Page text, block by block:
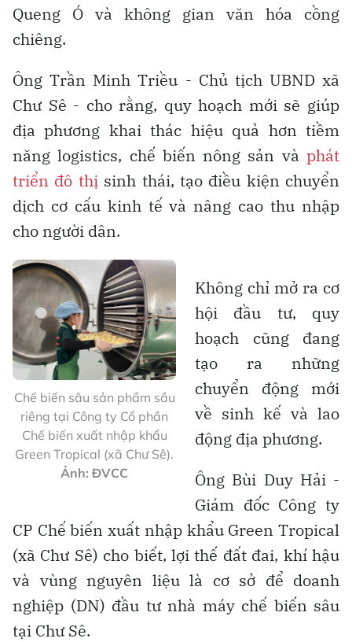
Queng Ó và không gian văn hóa cồng
chiêng.
Ông Trần Minh Triều - Chủ tịch UBND xã
Chư Sê - cho rằng, quy hoạch mới sẽ giúp
địa phương khai thác hiệu quả hơn tiềm
năng logistics, chế biến nông sản và phát
triển đô thịsinh thái, tạo điều kiện chuyển
dịch cơ cấu kinh tế và nâng cao thu nhập
cho người dân.
Chế biến sâu sản phẩm sầu
riêng tại Công ty Cổ phần
Chế biến xuất nhập khẩu
Green Tropical (xã Chư Sê).
Ảnh: ĐVCC
Không chỉ mở ra cơ
hội đầu tư, quy
hoạch cũng đang
tạo ra những
chuyển động mới
về sinh kế và lao
động địa phương.
Ông Bùi Duy Hải -
Giám đốc Công ty
CP Chế biến xuất nhập khẩu Green Tropical
(xã Chư Sê) cho biết, lợi thế đất đai, khí hậu
và vùng nguyên liệu là cơ sở để doanh
nghiệp (DN) đầu tư nhà máy chế biến sâu
tại Chư Sê.